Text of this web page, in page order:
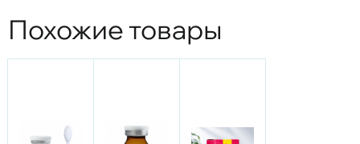
Похожие товары